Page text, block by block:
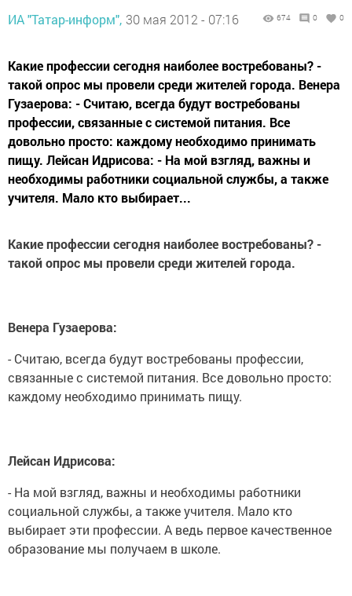
ИА "Татар-информ", 30 мая 2012 - 07:16 674 0 0
Какие профессии сегодня наиболее востребованы? -
такой опрос мы провели среди жителей города. Венера
Гузаерова: - Считаю, всегда будут востребованы
профессии, связанные с системой питания. Все
довольно просто: каждому необходимо принимать
пищу. Лейсан Идрисова: - На мой взгляд, важны и
необходимы работники социальной службы, а также
учителя. Мало кто выбирает...
Какие профессии сегодня наиболее востребованы? -
такой опрос мы провели среди жителей города.
Венера Гузаерова:
- Считаю, всегда будут востребованы профессии,
связанные с системой питания. Все довольно просто:
каждому необходимо принимать пищу.
Лейсан Идрисова:
- На мой взгляд, важны и необходимы работники
социальной службы, а также учителя. Мало кто
выбирает эти профессии. А ведь первое качественное
образование мы получаем в школе.